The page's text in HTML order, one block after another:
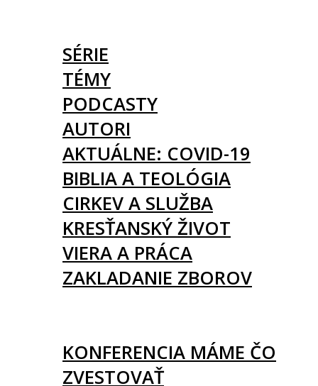
SÉRIE
TÉMY
PODCASTY
AUTORI
AKTUÁLNE: COVID-19
BIBLIA A TEOLÓGIA
CIRKEV A SLUŽBA
KRESŤANSKÝ ŽIVOT
VIERA A PRÁCA
ZAKLADANIE ZBOROV
KONFERENCIA MÁME ČO
ZVESTOVAŤ